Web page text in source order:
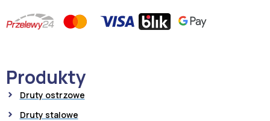
Produkty
Druty ostrzowe
Druty stalowe